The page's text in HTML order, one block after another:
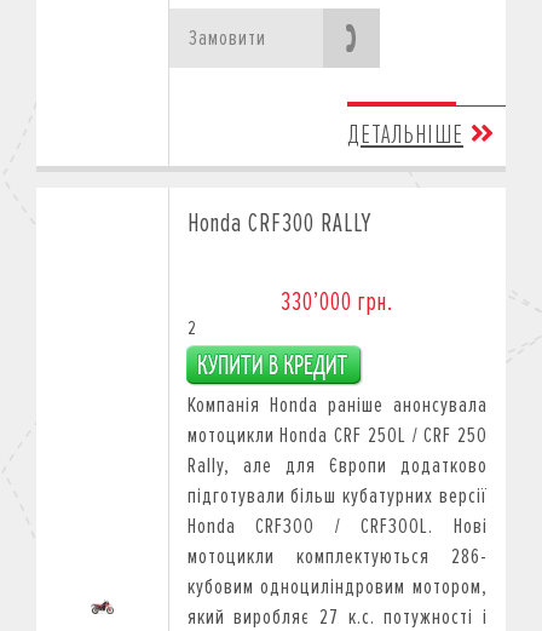
Замовити
ДЕТАЛЬНІШЕ
Honda CRF300 RALLY
330’000 грн.
2
Компанія Honda раніше анонсувала
мотоцикли Honda CRF 250L / CRF 250
Rally, але для Європи додатково
підготували більш кубатурних версії
Honda CRF300 / CRF300L. Нові
мотоцикли комплектуються 286-
кубовим одноциліндровим мотором,
який виробляє 27 к.с. потужності і